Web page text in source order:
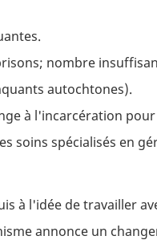
nombre
autochtones).
à l'incarcération
soins spécialisés en
à l'idée de travailler
annonce un